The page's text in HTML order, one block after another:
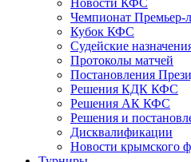
Новости КФС
Чемпионат
Кубок КФС
Судейские
Протоколы матчей
Постановления
Решения КДК КФС
Решения АК КФС
Решения и
Дисквалификации
Новости крымского